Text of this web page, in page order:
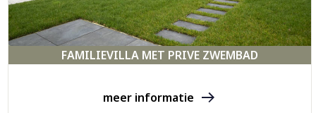
FAMILIEVILLA MET PRIVE ZWEMBAD
meer informatie